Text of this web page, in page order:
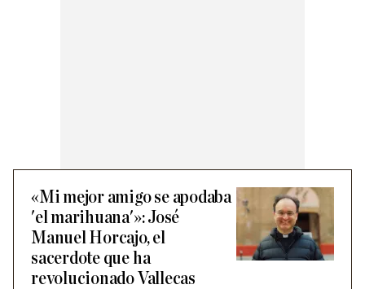
«Mi mejor amigo se apodaba
'el marihuana'»: José
Manuel Horcajo, el
sacerdote que ha
revolucionado Vallecas